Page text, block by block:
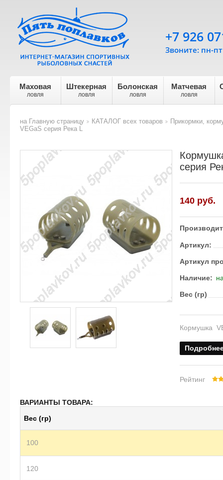
Маховая
ловля
Штекерная
ловля
Болонская
ловля
Матчевая
ловля
+7 926
Звоните: пн-
на Главную страницу
КАТАЛОГ всех товаров
Прикормки,
VEGaS серия Река L
серия
140 руб.
Артикул:
Артикул
Наличие:
Вес (гр)
Кормушка
Рейтинг
ВАРИАНТЫ ТОВАРА:
Вес (гр)
100
120